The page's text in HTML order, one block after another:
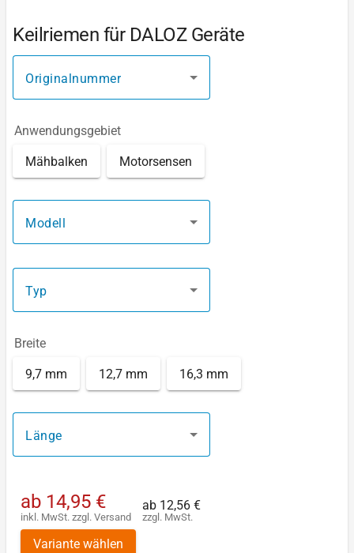
Keilriemen für DALOZ Geräte
Originalnummer
Anwendungsgebiet
Mähbalken Motorsensen
Modell
Typ
Breite
9,7 mm 12,7 mm 16,3 mm
Länge
ab 14,95 €
inkl. MwSt. zzgl. Versand
ab 12,56 €
zzgl. MwSt.
Variante wählen